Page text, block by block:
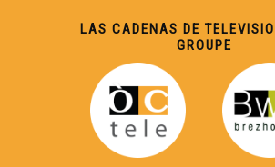
Courtial X Kogane - Lo Mèrlhe
Courtial X Kogane - Borrèia
LAS CADENAS DE
GROUPE